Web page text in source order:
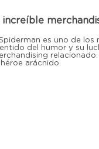
increíble
es uno de
del humor y su
arácnido.